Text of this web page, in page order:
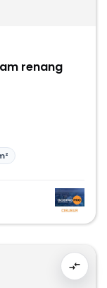
renang